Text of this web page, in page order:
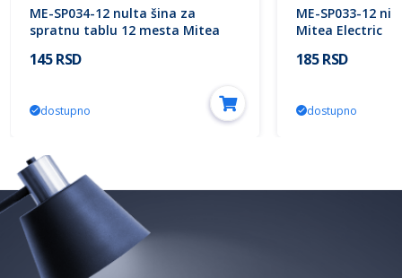
ME-SP034-12 nulta šina za
spratnu tablu 12 mesta Mitea
145 RSD
dostupno
ME-SP033-12
Mitea Electric
185 RSD
dostupno